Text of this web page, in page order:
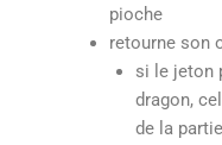
pioche
retourne son
si le jeton
dragon,
de la partie